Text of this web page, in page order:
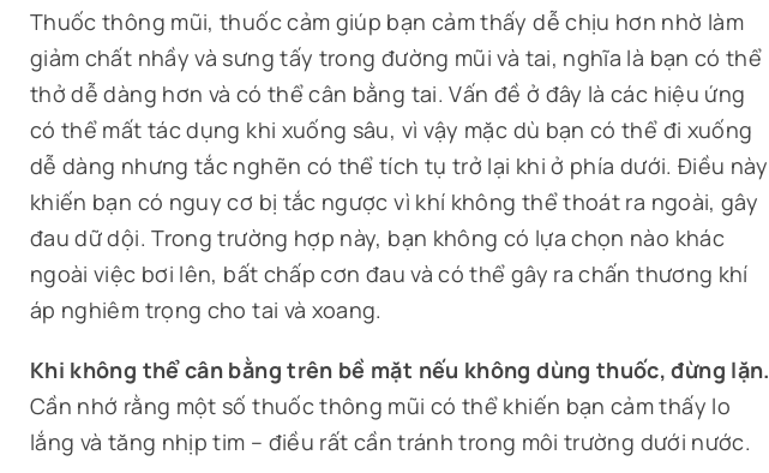
Thuốc thông mũi, thuốc cảm giúp bạn cảm thấy dễ chịu hơn nhờ làm
giảm chất nhầy và sưng tấy trong đường mũi và tai, nghĩa là bạn có thể
thở dễ dàng hơn và có thể cân bằng tai. Vấn đề ở đây là các hiệu ứng
có thể mất tác dụng khi xuống sâu, vì vậy mặc dù bạn có thể đi xuống
dễ dàng nhưng tắc nghẽn có thể tích tụ trở lại khi ở phía dưới. Điều này
khiến bạn có nguy cơ bị tắc ngược vì khí không thể thoát ra ngoài, gây
đau dữ dội. Trong trường hợp này, bạn không có lựa chọn nào khác
ngoài việc bơi lên, bất chấp cơn đau và có thể gây ra chấn thương khí
áp nghiêm trọng cho tai và xoang.
Khi không thể cân bằng trên bề mặt nếu không dùng thuốc, đừng lặn.
Cần nhớ rằng một số thuốc thông mũi có thể khiến bạn cảm thấy lo
lắng và tăng nhịp tim – điều rất cần tránh trong môi trường dưới nước.